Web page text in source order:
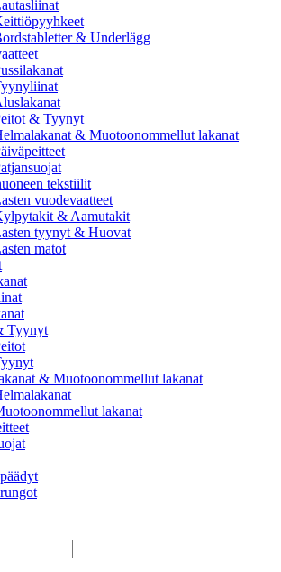
& Underlägg
& Tyynyt
& Muotoonommellut lakanat
tekstiilit
vuodevaatteet
& Aamutakit
tyynyt & Huovat
matot
Tyynyt
& Muotoonommellut lakanat
lakanat